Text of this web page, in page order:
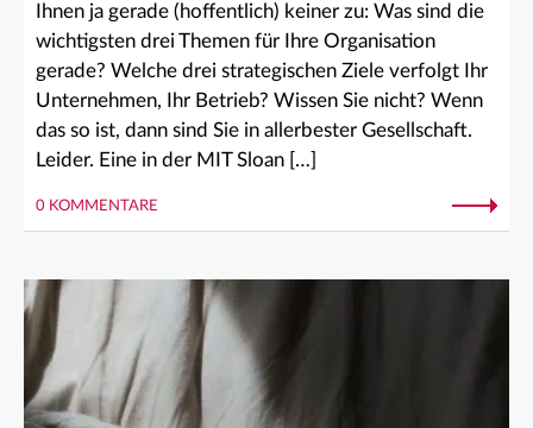
Ihnen ja gerade (hoffentlich) keiner zu: Was sind die
wichtigsten drei Themen für Ihre Organisation
gerade? Welche drei strategischen Ziele verfolgt Ihr
Unternehmen, Ihr Betrieb? Wissen Sie nicht? Wenn
das so ist, dann sind Sie in allerbester Gesellschaft.
Leider. Eine in der MIT Sloan […]
0 KOMMENTARE